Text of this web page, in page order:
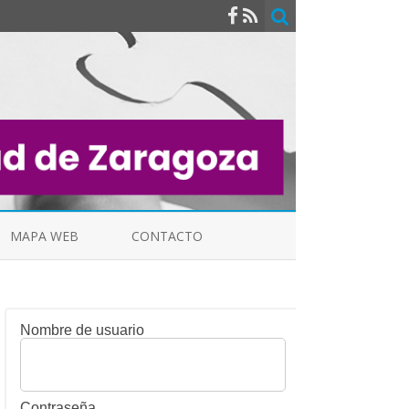
MAPA WEB CONTACTO
Nombre de usuario